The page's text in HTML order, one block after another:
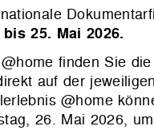
bis 25. Mai 2026.
finden Sie
auf der
@home
26. Mai 2026,